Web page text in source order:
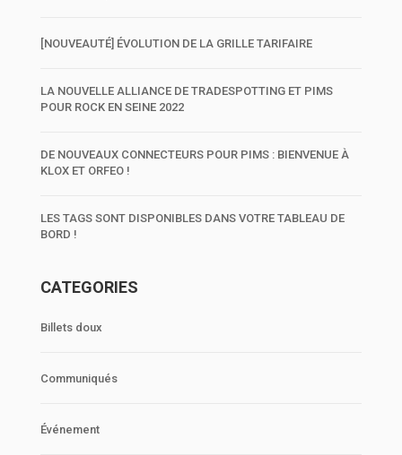
[NOUVEAUTÉ] ÉVOLUTION DE LA GRILLE TARIFAIRE
LA NOUVELLE ALLIANCE DE TRADESPOTTING ET PIMS
POUR ROCK EN SEINE 2022
DE NOUVEAUX CONNECTEURS POUR PIMS : BIENVENUE À
KLOX ET ORFEO !
LES TAGS SONT DISPONIBLES DANS VOTRE TABLEAU DE
BORD !
CATEGORIES
Billets doux
Communiqués
Événement